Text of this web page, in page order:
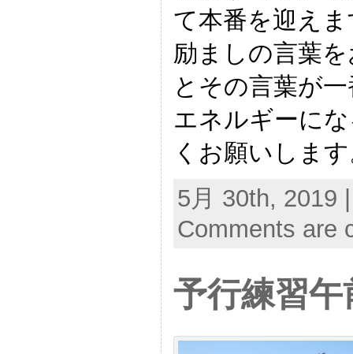
て本番を迎え
励ましの言葉
とその言葉が
エネルギーに
くお願いしま
5月 30th, 2019
Comments are
予行練習午